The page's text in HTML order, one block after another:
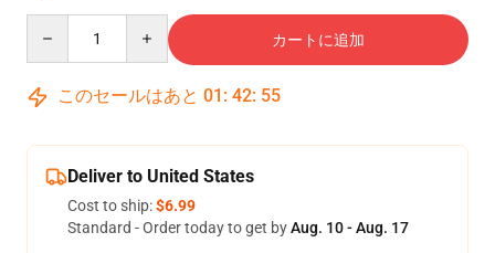
カートに追加
このセールはあと 01 : 42: 54
Deliver to United States
Cost to ship:$6.99
Standard - Order today to get byAug. 10 - Aug. 17